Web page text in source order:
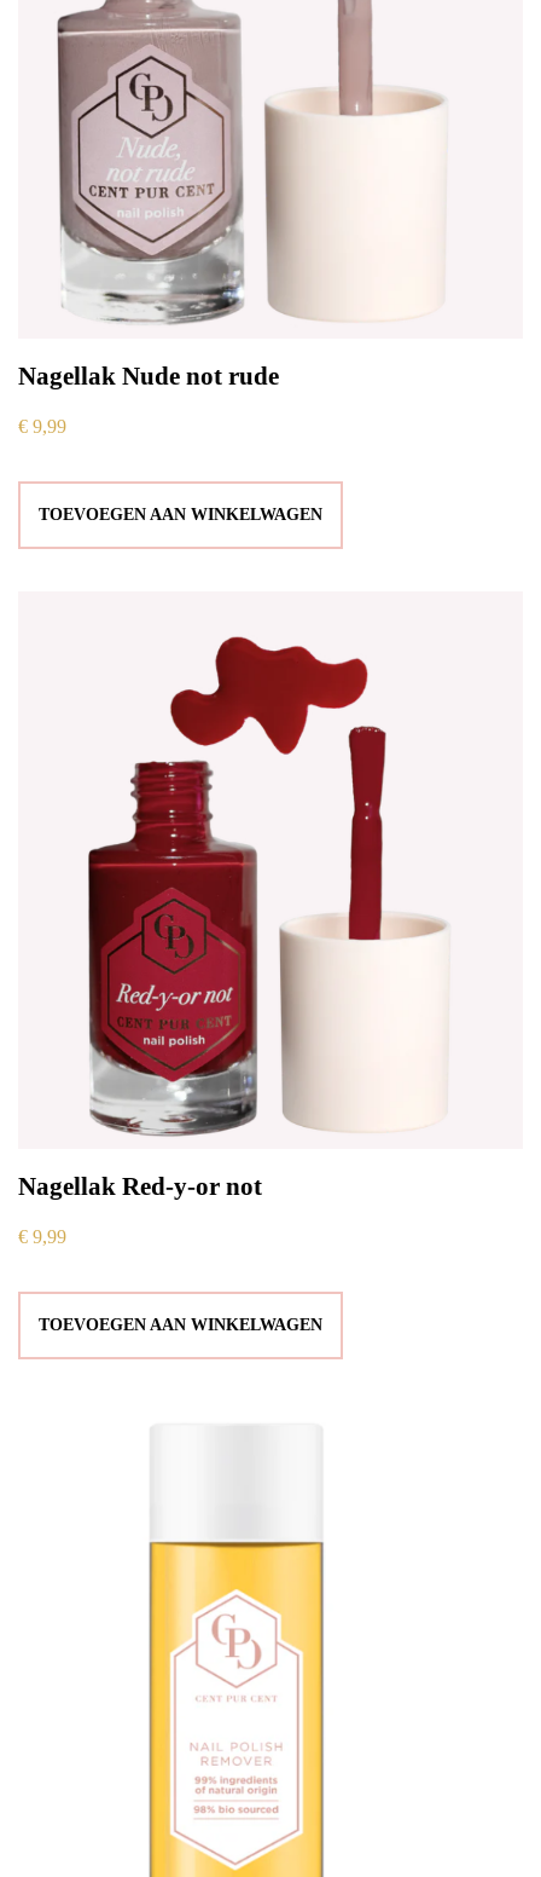
Nagellak Nude not rude
€ 9,99
TOEVOEGEN AAN WINKELWAGEN
Nagellak Red-y-or not
€ 9,99
TOEVOEGEN AAN WINKELWAGEN